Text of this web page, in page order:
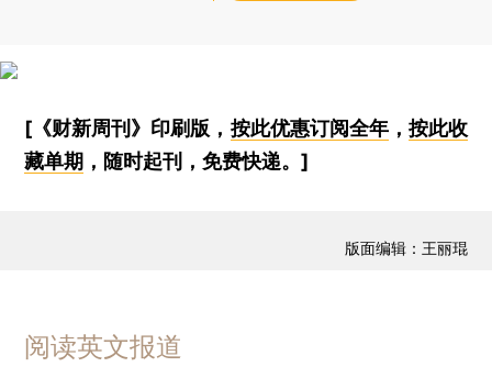
[《财新周刊》印刷版， 按此优惠订阅全年， 按此收
藏单期 ，随时起刊，免费快递。]
版面编辑：王丽琨
阅读英文报道